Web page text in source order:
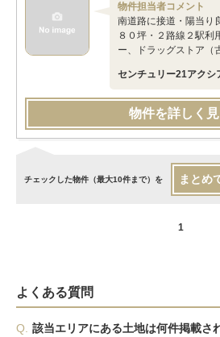
物件担当者コメント
南道路に接道・陽当り
８０坪・２路線２駅利
ー、ドラッグストア（
センチュリー21アクシ
物件を詳しく
チェックした物件（最大10件まで）を まとめ
1
よくある質問
Q.
該当エリアにある土地は何件掲載さ